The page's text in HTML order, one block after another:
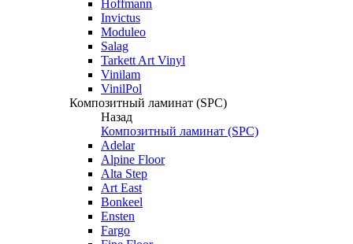
Hoffmann
Invictus
Moduleo
Salag
Tarkett Art Vinyl
Vinilam
VinilPol
Композитный ламинат (SPC)
Назад
Композитный ламинат (SPC)
Adelar
Alpine Floor
Alta Step
Art East
Bonkeel
Ensten
Fargo